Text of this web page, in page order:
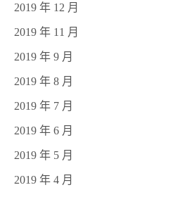
2019 年 12 月
2019 年 11 月
2019 年 9 月
2019 年 8 月
2019 年 7 月
2019 年 6 月
2019 年 5 月
2019 年 4 月